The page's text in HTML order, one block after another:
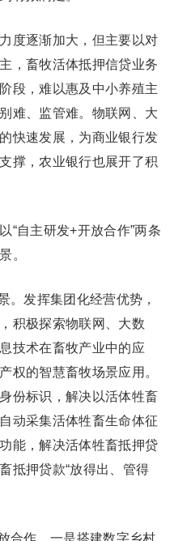
度逐渐加大，但主要以对
，畜牧活体抵押信贷业务
段，难以惠及中小养殖主
难、监管难。物联网、大
快速发展，为商业银行发
撑，农业银行也展开了积
“自主研发+开放合作”两条
。
。发挥集团化经营优势，
积极探索物联网、大数
技术在畜牧产业中的应
权的智慧畜牧场景应用。
份标识，解决以活体牲畜
动采集活体牲畜生命体征
能，解决活体牲畜抵押贷
抵押贷款“放得出、管得
合作。一是搭建数字乡村